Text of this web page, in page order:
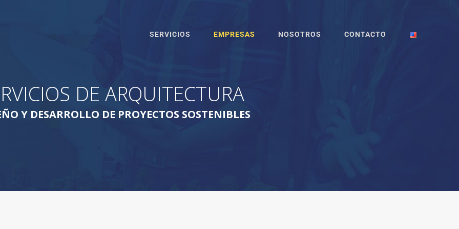
SERVICIOS EMPRESAS NOSOTROS CONTACTO
DE ARQUITECTURA
Y DESARROLLO DE PROYECTOS SOSTENIBLES